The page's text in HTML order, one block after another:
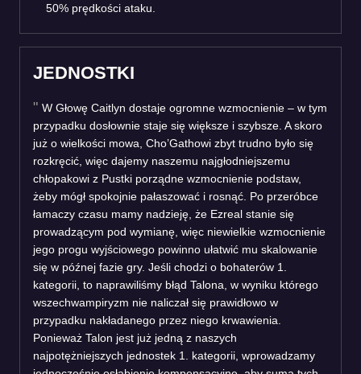
50% prędkości ataku.
JEDNOSTKI
W Głowę Caitlyn dostaje ogromne wzmocnienie – w tym
przypadku dosłownie staje się większe i szybsze. A skoro
już o wielkości mowa, Cho’Gathowi zbyt trudno było się
rozkręcić, więc dajemy naszemu najgłodniejszemu
chłopakowi z Pustki porządne wzmocnienie podstaw,
żeby mógł spokojnie pałaszować i rosnąć. Po przeróbce
łamaczy czasu mamy nadzieję, że Ezreal stanie się
prowadzącym pod wymianę, więc niewielkie wzmocnienie
jego progu wyjściowego powinno ułatwić mu skalowanie
się w późnej fazie gry. Jeśli chodzi o bohaterów 1.
kategorii, to naprawiliśmy błąd Talona, w wyniku którego
wszechwampiryzm nie naliczał się prawidłowo w
przypadku nakładanego przez niego krwawienia.
Ponieważ Talon jest już jedną z naszych
najpotężniejszych jednostek 1. kategorii, wprowadzamy